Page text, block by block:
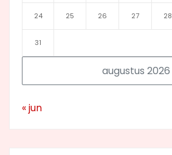
augustus 2026
24 25 26 27 28
31
« jun